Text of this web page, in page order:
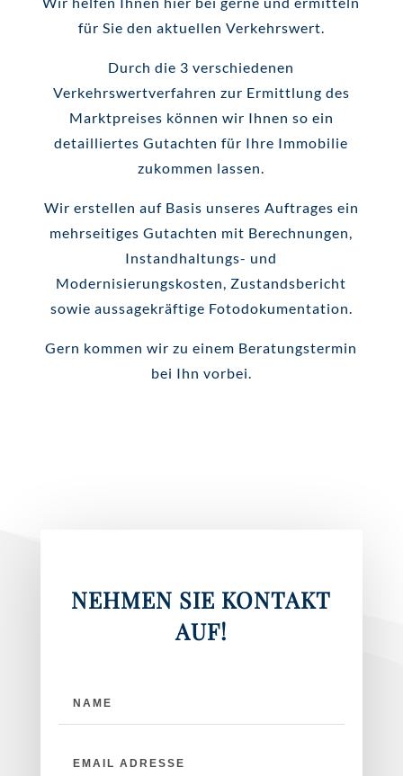
für Sie den aktuellen Verkehrswert.
Durch die 3 verschiedenen
Verkehrswertverfahren zur Ermittlung des
Marktpreises können wir Ihnen so ein
detailliertes Gutachten für Ihre Immobilie
zukommen lassen.
Wir erstellen auf Basis unseres Auftrages ein
mehrseitiges Gutachten mit Berechnungen,
Instandhaltungs- und
Modernisierungskosten, Zustandsbericht
sowie aussagekräftige Fotodokumentation.
Gern kommen wir zu einem Beratungstermin
bei Ihn vorbei.
NEHMEN SIE KONTAKT
AUF!